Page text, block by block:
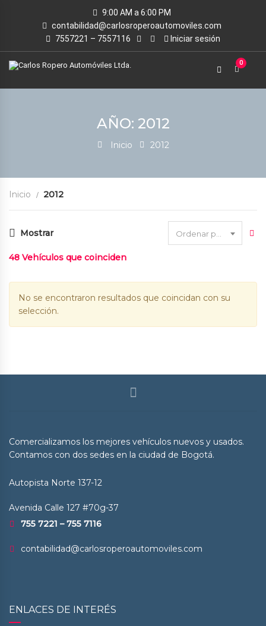
9:00 AM a 6:00 PM
contabilidad@carlosroperoautomoviles.com
7557221 – 7557116
Iniciar sesión
0
AÑO: 2012
Inicio 2012
Inicio 2012
Mostrar
48 Vehículos que coinciden
No se encontraron resultados que coincidan con su
selección.
Comercializamos los mejores vehículos nuevos y usados.
Contamos con dos sedes en la ciudad de Bogotá.
Autopista Norte 137-12
Avenida Calle 127 #70g-37
755 7221 – 755 7116
contabilidad@carlosroperoautomoviles.com
ENLACES DE INTERÉS